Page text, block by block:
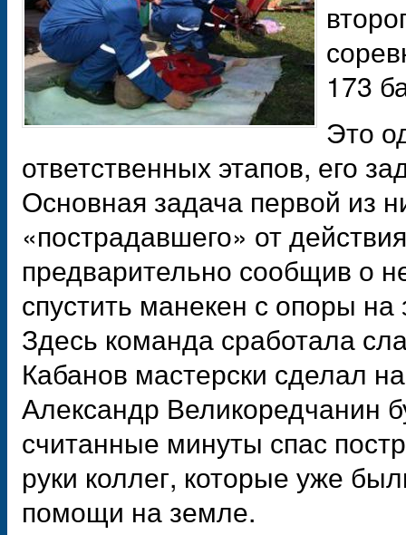
173
Это
ответственных этапов, его
Основная задача первой из
«пострадавшего» от
предварительно сообщив о
спустить манекен с опоры
Здесь команда сработала
Кабанов мастерски сделал
Александр Великоредчанин
считанные минуты спас
руки коллег, которые уже
помощи на земле.